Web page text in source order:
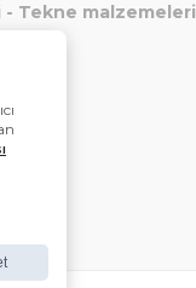
- Tekne malzemeleri